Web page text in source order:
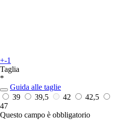
+-1
Taglia
*
Guida alle taglie
39
39,5 42 42,5
47
Questo campo è obbligatorio